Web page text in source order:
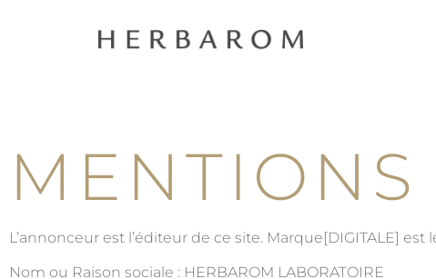
MENTIONS
L’annonceur est l’éditeur de ce site. Marque[DIGITALE]
Nom ou Raison sociale : HERBAROM LABORATOIRE